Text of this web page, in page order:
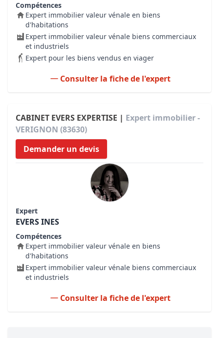
Compétences
Expert immobilier valeur vénale en biens
d'habitations
Expert immobilier valeur vénale biens commerciaux
et industriels
Expert pour les biens vendus en viager
Consulter la fiche de l'expert
CABINET EVERS EXPERTISE | Expert immobilier -
VERIGNON (83630)
Demander un devis
Expert
EVERS INES
Compétences
Expert immobilier valeur vénale en biens
d'habitations
Expert immobilier valeur vénale biens commerciaux
et industriels
Consulter la fiche de l'expert